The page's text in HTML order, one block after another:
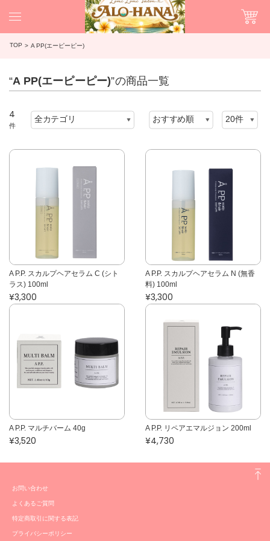
TOP A PP(エーピーピー)
“A PP(エーピーピー)”の商品一覧
4
件
A P.P. スカルプヘアセラム C (シト
ラス) 100ml
¥3,300
A P.P. スカルプヘアセラム N (無香
料) 100ml
¥3,300
A P.P. マルチバーム 40g
¥3,520
A P.P. リペアエマルジョン 200ml
¥4,730
お問い合わせ
よくあるご質問
特定商取引に関する表記
プライバシーポリシー